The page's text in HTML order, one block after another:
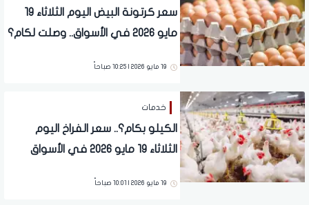
سعر كرتونة البيض اليوم الثلاثاء 19
مايو 2026 في الأسواق.. وصلت لكام؟
19 مايو 2026 | 10:25 صباحاً
خدمات
الكيلو بكام؟.. سعر الفراخ اليوم
الثلاثاء 19 مايو 2026 في الأسواق
19 مايو 2026 | 10:01 صباحاً